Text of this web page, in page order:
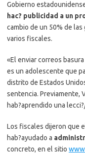
Gobierno
hac? publicidad a un
cambio de un 50% de
varios fiscales.
«El enviar correos
es un adolescente que
distrito de Estados
sentencia. Previamente,
hab?aprendido una
Los fiscales dijeron que
hab?ayudado a
concreto, en el sitio